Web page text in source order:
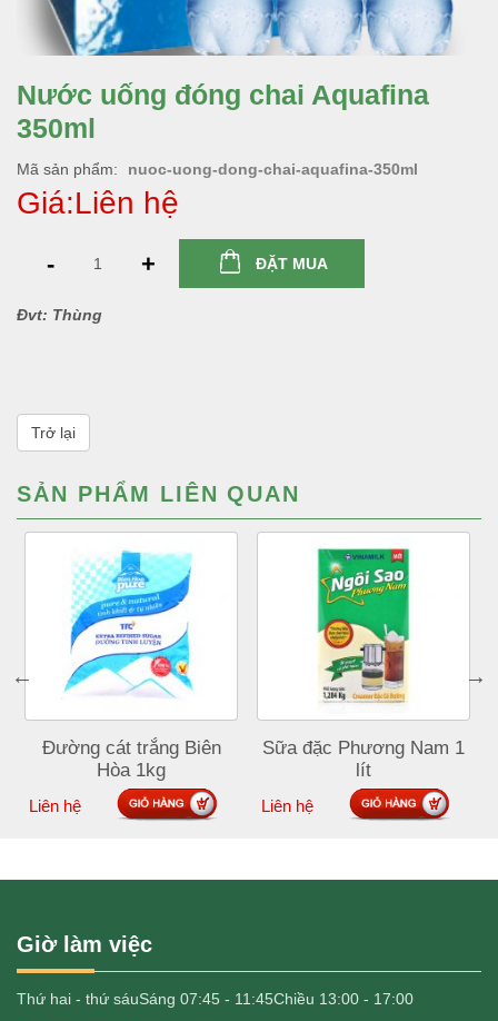
Nước uống đóng chai Aquafina
350ml
Mã sản phẩm nuoc-uong-dong-chai-aquafina-350ml
Giá:Liên hệ
- + ĐẶT MUA
Đvt: Thùng
Trở lại
SẢN PHẨM LIÊN QUAN
Đường cát trắng Biên
Hòa 1kg
Liên hệ
Sữa đặc Phương Nam 1
lít
Liên hệ
Đặt mua Đặt mua
Giờ làm việc
Thứ hai - thứ sáuSáng 07:45 - 11:45Chiều 13:00 - 17:00